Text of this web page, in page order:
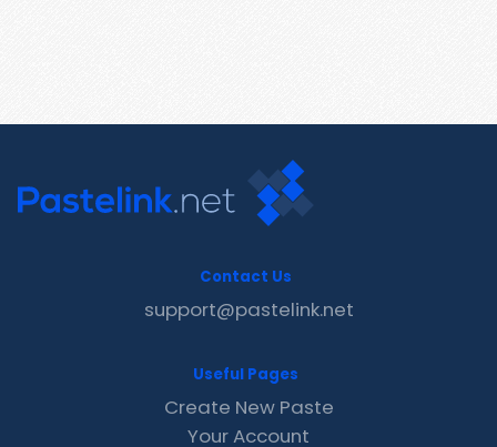
Contact Us
support@pastelink.net
Useful Pages
Create New Paste
Your Account